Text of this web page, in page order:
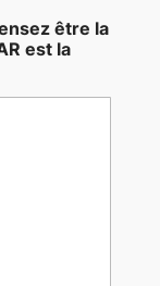
être la
est la